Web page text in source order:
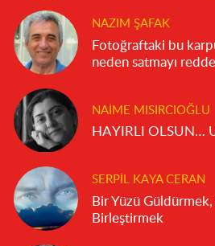
NAZIM ŞAFAK
Fotoğraftaki bu
neden satmayı
NAIME MISIRCIOĞLU
SERPIL KAYA CERAN
Bir Yüzü
Birleştirmek